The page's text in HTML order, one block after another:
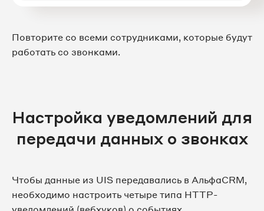
Повторите со всеми сотрудниками, которые будут
работать со звонками.
Настройка уведомлений для
передачи данных о звонках
Чтобы данные из UIS передавались в АльфаCRM,
необходимо настроить четыре типа HTTP-